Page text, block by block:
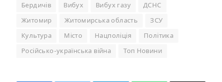
Бердичів Вибух Вибух газу ДСНС
Житомир Житомирська область ЗСУ
Культура Місто Нацполіція Політика
Російсько-українська війна Топ Новини